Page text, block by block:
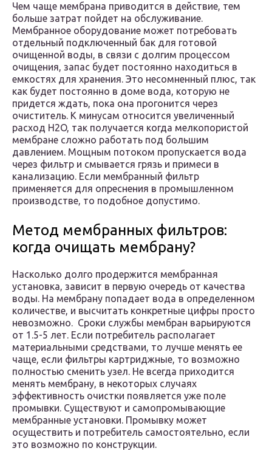
Чем чаще мембрана приводится в действие, тем
больше затрат пойдет на обслуживание.
Мембранное оборудование может потребовать
отдельный подключенный бак для готовой
очищенной воды, в связи с долгим процессом
очищения, запас будет постоянно находиться в
емкостях для хранения. Это несомненный плюс, так
как будет постоянно в доме вода, которую не
придется ждать, пока она прогонится через
очиститель. К минусам относится увеличенный
расход H2O, так получается когда мелкопористой
мембране сложно работать под большим
давлением. Мощным потоком пропускается вода
через фильтр и смывается грязь и примеси в
канализацию. Если мембранный фильтр
применяется для опреснения в промышленном
производстве, то подобное допустимо.
Метод мембранных фильтров:
когда очищать мембрану?
Насколько долго продержится мембранная
установка, зависит в первую очередь от качества
воды. На мембрану попадает вода в определенном
количестве, и высчитать конкретные цифры просто
невозможно. Сроки службы мембран варьируются
от 1.5-5 лет. Если потребитель располагает
материальными средствами, то лучше менять ее
чаще, если фильтры картриджные, то возможно
полностью сменить узел. Не всегда приходится
менять мембрану, в некоторых случаях
эффективность очистки появляется уже поле
промывки. Существуют и самопромывающие
мембранные установки. Промывку может
осуществить и потребитель самостоятельно, если
это возможно по конструкции.